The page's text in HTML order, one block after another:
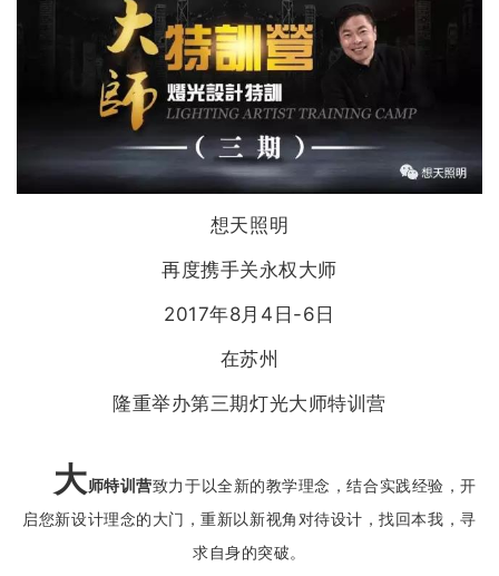
想天照明
再度携手关永权大师
2017年8月4日-6日
在苏州
隆重举办第三期灯光大师特训营
大师特训营致力于以全新的教学理念，结合实践经验，开
启您新设计理念的大门，重新以新视角对待设计，找回本我，寻
求自身的突破。